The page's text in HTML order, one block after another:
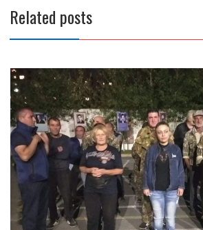
Related posts